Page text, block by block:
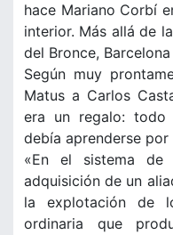
hace Mariano Corbí
interior. Más allá de
del Bronce, Barcelona
Según muy
Matus a Carlos
era un regalo: todo
debía aprenderse
«En el sistema de
adquisición de un
la explotación de
ordinaria que